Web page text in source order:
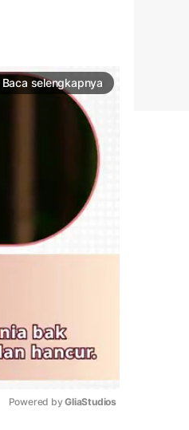
Baca selengkapnya
Powered by GliaStudios